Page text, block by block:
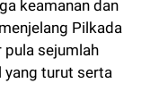
keamanan dan
Pilkada
pula sejumlah
yang turut serta